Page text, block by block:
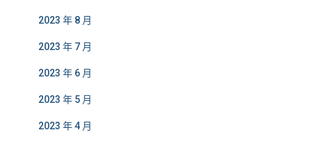
2023 年 8 月
2023 年 7 月
2023 年 6 月
2023 年 5 月
2023 年 4 月